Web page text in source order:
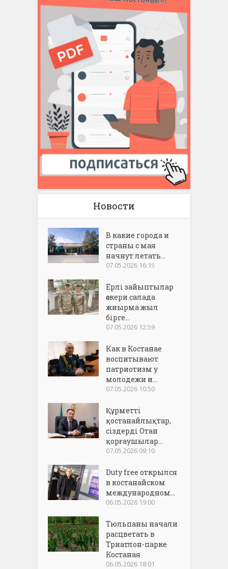
Новости
В какие города и
страны с мая
начнут летать...
07.05.2026 16:15
Ерлі зайыптылар
әскери салада
жиырма жыл
бірге...
07.05.2026 12:59
Как в Костанае
воспитывают
патриотизм у
молодежи и...
07.05.2026 10:50
Құрметті
қостанайлықтар,
сіздерді Отан
қорғаушылар...
07.05.2026 09:10
Duty free открылся
в костанайском
международном...
06.05.2026 19:00
Тюльпаны начали
расцветать в
Триатлон-парке
Костаная
06.05.2026 18:01